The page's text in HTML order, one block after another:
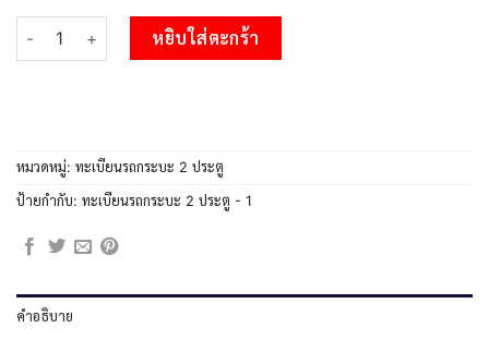
จำนวน 5.OKdee ทะเบียนรถกระบะ - บบ 1 ทะเบียนรถกระบะ 2 ประ
หยิบใส่ตะกร้า
หมวดหมู่: ทะเบียนรถกระบะ 2 ประตู
ป้ายกำกับ: ทะเบียนรถกระบะ 2 ประตู - 1
คำอธิบาย